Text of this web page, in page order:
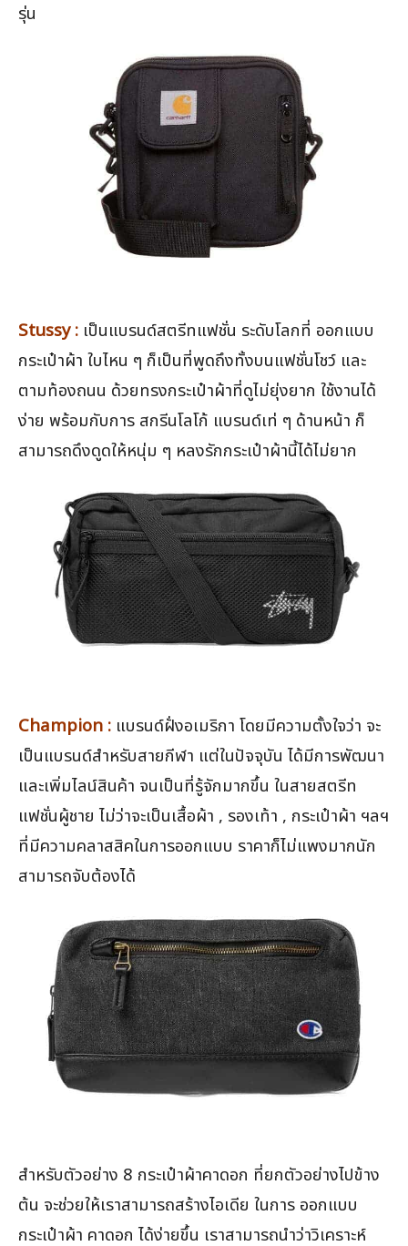
รุ่น
Stussy : เป็นแบรนด์สตรีทแฟชั่น ระดับโลกที่ ออกแบบ
กระเป๋าผ้า ใบไหน ๆ ก็เป็นที่พูดถึงทั้งบนแฟชั่นโชว์ และ
ตามท้องถนน ด้วยทรงกระเป๋าผ้าที่ดูไม่ยุ่งยาก ใช้งานได้
ง่าย พร้อมกับการ สกรีนโลโก้ แบรนด์เท่ ๆ ด้านหน้า ก็
สามารถดึงดูดให้หนุ่ม ๆ หลงรักกระเป๋าผ้านี้ได้ไม่ยาก
Champion : แบรนด์ฝั่งอเมริกา โดยมีความตั้งใจว่า จะ
เป็นแบรนด์สำหรับสายกีฬา แต่ในปัจจุบัน ได้มีการพัฒนา
และเพิ่มไลน์สินค้า จนเป็นที่รู้จักมากขึ้น ในสายสตรีท
แฟชั่นผู้ชาย ไม่ว่าจะเป็นเสื้อผ้า , รองเท้า , กระเป๋าผ้า ฯลฯ
ที่มีความคลาสสิคในการออกแบบ ราคาก็ไม่แพงมากนัก
สามารถจับต้องได้
สำหรับตัวอย่าง 8 กระเป๋าผ้าคาดอก ที่ยกตัวอย่างไปข้าง
ต้น จะช่วยให้เราสามารถสร้างไอเดีย ในการ ออกแบบ
กระเป๋าผ้า คาดอก ได้ง่ายขึ้น เราสามารถนำว่าวิเคราะห์